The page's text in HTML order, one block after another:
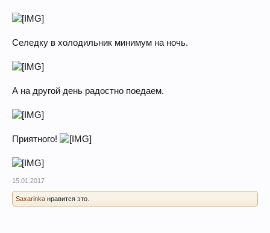
Селедку в холодильник минимум на ночь.
А на другой день радостно поедаем.
Приятного!
15.01.2017
Saxarinka нравится это.